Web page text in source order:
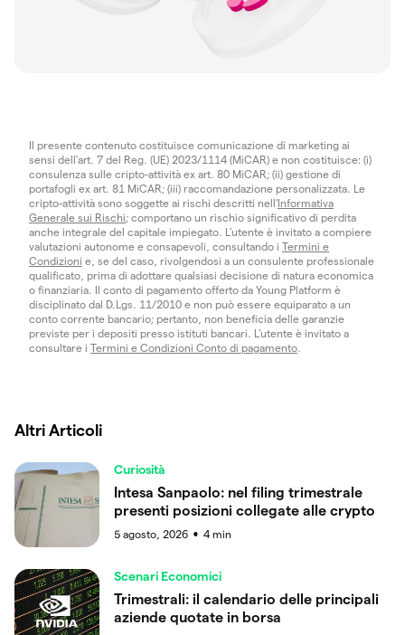
Il presente contenuto costituisce comunicazione di marketing ai
sensi dell'art. 7 del Reg. (UE) 2023/1114 (MiCAR) e non costituisce: (i)
consulenza sulle cripto-attività ex art. 80 MiCAR; (ii) gestione di
portafogli ex art. 81 MiCAR; (iii) raccomandazione personalizzata. Le
cripto-attività sono soggette ai rischi descritti nell'Informativa
Generale sui Rischi; comportano un rischio significativo di perdita
anche integrale del capitale impiegato. L’utente è invitato a compiere
valutazioni autonome e consapevoli, consultando i Termini e
Condizioni e, se del caso, rivolgendosi a un consulente professionale
qualificato, prima di adottare qualsiasi decisione di natura economica
o finanziaria. Il conto di pagamento offerto da Young Platform è
disciplinato dal D.Lgs. 11/2010 e non può essere equiparato a un
conto corrente bancario; pertanto, non beneficia delle garanzie
previste per i depositi presso istituti bancari. L’utente è invitato a
consultare i Termini e Condizioni Conto di pagamento.
Altri Articoli
Curiosità
Intesa Sanpaolo: nel filing trimestrale
presenti posizioni collegate alle crypto
5 agosto, 2026 ● 4 min
Scenari Economici
Trimestrali: il calendario delle principali
aziende quotate in borsa